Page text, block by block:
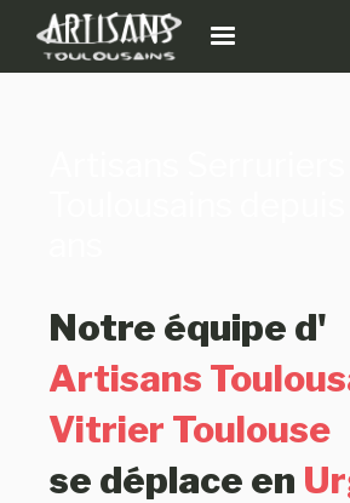
Notre équipe d'
Artisans
Vitrier Toulouse
se déplace en